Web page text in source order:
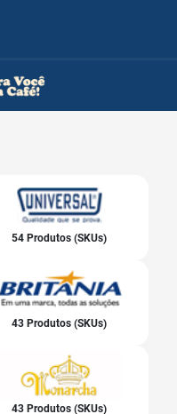
54 Produtos (SKUs)
43 Produtos (SKUs)
43 Produtos (SKUs)